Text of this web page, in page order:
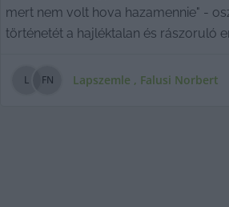
mert nem volt hova hazamennie" -
történetét a hajléktalan és rászoruló
L FN Lapszemle , Falusi Norbert